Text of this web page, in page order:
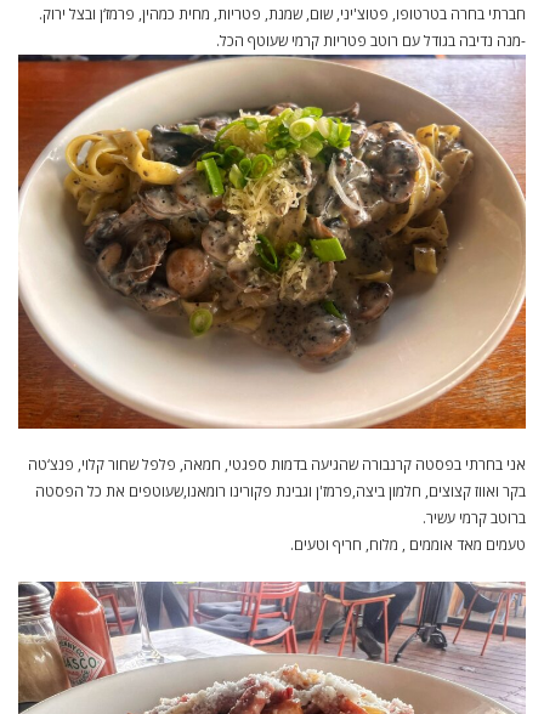
חברתי בחרה בטרטופו, פטוצ'יני, שום, שמנת, פטריות, מחית כמהין, פרמז‘ן ובצל ירוק.
-מנה נדיבה בגודל עם רוטב פטריות קרמי שעוטף הכל.
אני בחרתי בפסטה קרנבורה שהגיעה בדמות ספגטי, חמאה, פלפל שחור קלוי, פנצ‘טה
בקר ואווז קצוצים, חלמון ביצה,פרמז'ן וגבינת פקורינו רומאנו,שעוטפים את כל הפסטה
ברוטב קרמי עשיר.
טעמים מאד אוממים , מלוח, חריף וטעים.